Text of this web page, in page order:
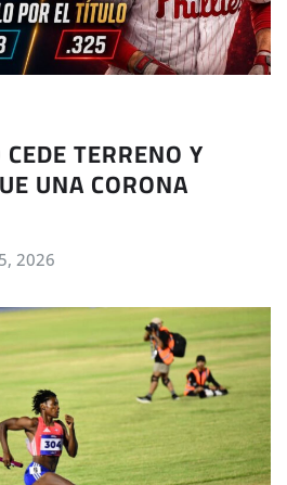
TERRENO Y
UNA CORONA
2026